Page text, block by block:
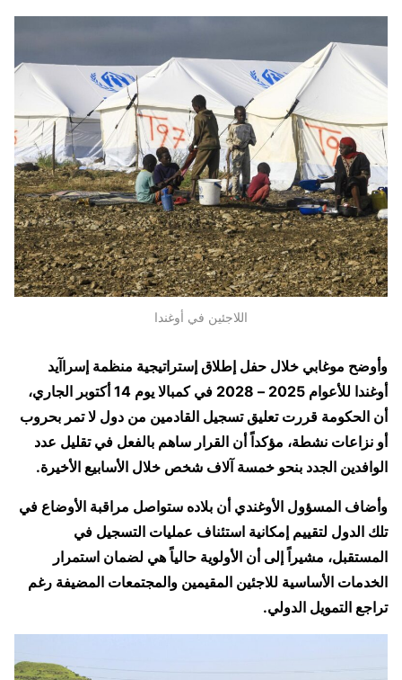
اللاجئين في أوغندا
وأوضح موغابي خلال حفل إطلاق إستراتيجية منظمة إسراآيد
أوغندا للأعوام 2025 – 2028 في كمبالا يوم 14 أكتوبر الجاري،
أن الحكومة قررت تعليق تسجيل القادمين من دول لا تمر بحروب
أو نزاعات نشطة، مؤكداً أن القرار ساهم بالفعل في تقليل عدد
الوافدين الجدد بنحو خمسة آلاف شخص خلال الأسابيع الأخيرة.
وأضاف المسؤول الأوغندي أن بلاده ستواصل مراقبة الأوضاع في
تلك الدول لتقييم إمكانية استئناف عمليات التسجيل في
المستقبل، مشيراً إلى أن الأولوية حالياً هي لضمان استمرار
الخدمات الأساسية للاجئين المقيمين والمجتمعات المضيفة رغم
تراجع التمويل الدولي.